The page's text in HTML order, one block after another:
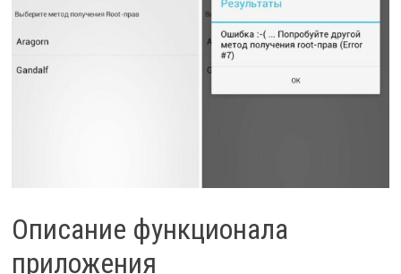
Описание функционала
приложения